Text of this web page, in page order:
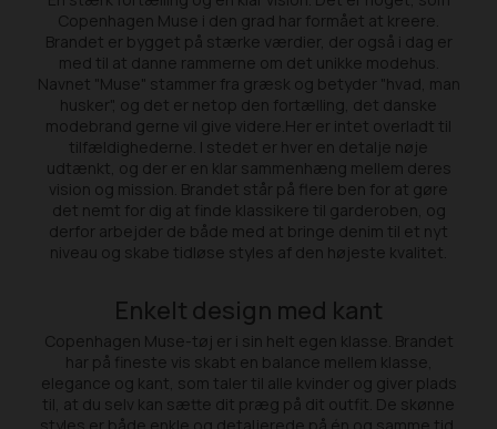
Copenhagen Muse i den grad har formået at kreere.
Brandet er bygget på stærke værdier, der også i dag er
med til at danne rammerne om det unikke modehus.
Navnet "Muse" stammer fra græsk og betyder "hvad, man
husker", og det er netop den fortælling, det danske
modebrand gerne vil give videre.Her er intet overladt til
tilfældighederne. I stedet er hver en detalje nøje
udtænkt, og der er en klar sammenhæng mellem deres
vision og mission. Brandet står på flere ben for at gøre
det nemt for dig at finde klassikere til garderoben, og
derfor arbejder de både med at bringe denim til et nyt
niveau og skabe tidløse styles af den højeste kvalitet.
Enkelt design med kant
Copenhagen Muse-tøj er i sin helt egen klasse. Brandet
har på fineste vis skabt en balance mellem klasse,
elegance og kant, som taler til alle kvinder og giver plads
til, at du selv kan sætte dit præg på dit outfit. De skønne